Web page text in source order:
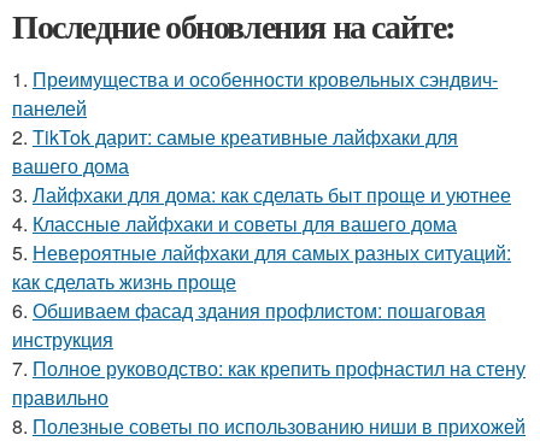
Последние обновления на сайте:
1. Преимущества и особенности кровельных сэндвич-
панелей
2. TikTok дарит: самые креативные лайфхаки для
вашего дома
3. Лайфхаки для дома: как сделать быт проще и уютнее
4. Классные лайфхаки и советы для вашего дома
5. Невероятные лайфхаки для самых разных ситуаций:
как сделать жизнь проще
6. Обшиваем фасад здания профлистом: пошаговая
инструкция
7. Полное руководство: как крепить профнастил на стену
правильно
8. Полезные советы по использованию ниши в прихожей